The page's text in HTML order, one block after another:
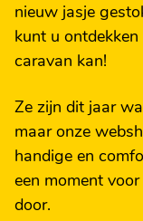
nieuw jasje
kunt u
caravan kan!
Ze zijn dit jaar
maar onze
handige en
een moment
door.